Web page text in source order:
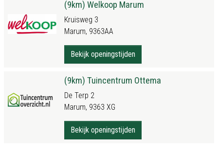
(9km) Welkoop Marum
Kruisweg 3
Marum, 9363AA
Bekijk openingstijden
(9km) Tuincentrum Ottema
De Terp 2
Marum, 9363 XG
Bekijk openingstijden